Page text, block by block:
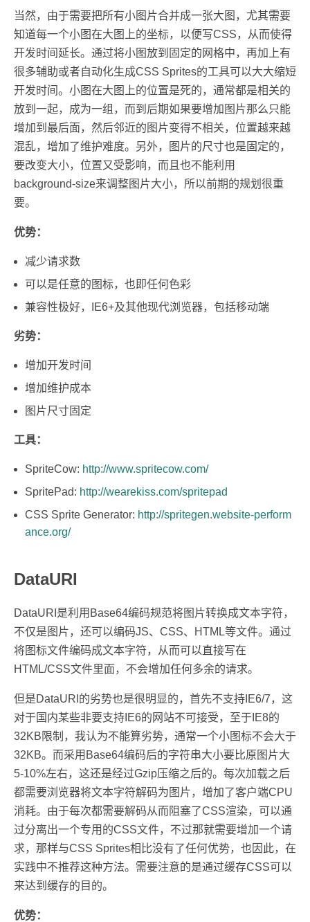
当然，由于需要把所有小图片合并成一张大图，尤其需要
知道每一个小图在大图上的坐标，以便写CSS，从而使得
开发时间延长。通过将小图放到固定的网格中，再加上有
很多辅助或者自动化生成CSS Sprites的工具可以大大缩短
开发时间。小图在大图上的位置是死的，通常都是相关的
放到一起，成为一组，而到后期如果要增加图片那么只能
增加到最后面，然后邻近的图片变得不相关，位置越来越
混乱，增加了维护难度。另外，图片的尺寸也是固定的，
要改变大小，位置又受影响，而且也不能利用
background-size来调整图片大小，所以前期的规划很重
要。
优势：
减少请求数
可以是任意的图标，也即任何色彩
兼容性极好，IE6+及其他现代浏览器，包括移动端
劣势：
增加开发时间
增加维护成本
图片尺寸固定
工具：
SpriteCow: http://www.spritecow.com/
SpritePad: http://wearekiss.com/spritepad
CSS Sprite Generator: http://spritegen.website-perform
ance.org/
DataURI
DataURI是利用Base64编码规范将图片转换成文本字符，
不仅是图片，还可以编码JS、CSS、HTML等文件。通过
将图标文件编码成文本字符，从而可以直接写在
HTML/CSS文件里面，不会增加任何多余的请求。
但是DataURI的劣势也是很明显的，首先不支持IE6/7，这
对于国内某些非要支持IE6的网站不可接受，至于IE8的
32KB限制，我认为不能算劣势，通常一个小图标不会大于
32KB。而采用Base64编码后的字符串大小要比原图片大
5-10%左右，这还是经过Gzip压缩之后的。每次加载之后
都需要浏览器将文本字符解码为图片，增加了客户端CPU
消耗。由于每次都需要解码从而阻塞了CSS渲染，可以通
过分离出一个专用的CSS文件，不过那就需要增加一个请
求，那样与CSS Sprites相比没有了任何优势，也因此，在
实践中不推荐这种方法。需要注意的是通过缓存CSS可以
来达到缓存的目的。
优势：